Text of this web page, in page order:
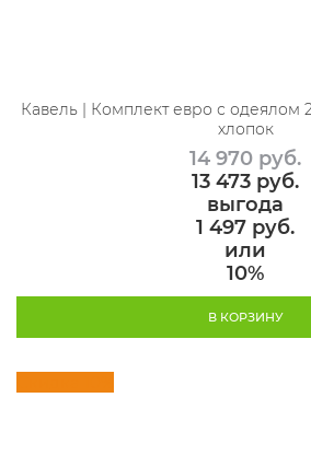
Кавель | Комплект евро с одеялом
хлопок
14 970 руб.
13 473 руб.
выгода
1 497 руб.
или
10%
В КОРЗИНУ